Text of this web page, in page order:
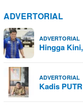
ADVERTORIAL
ADVERTORIAL
Hingga
ADVERTORIAL
Kadis